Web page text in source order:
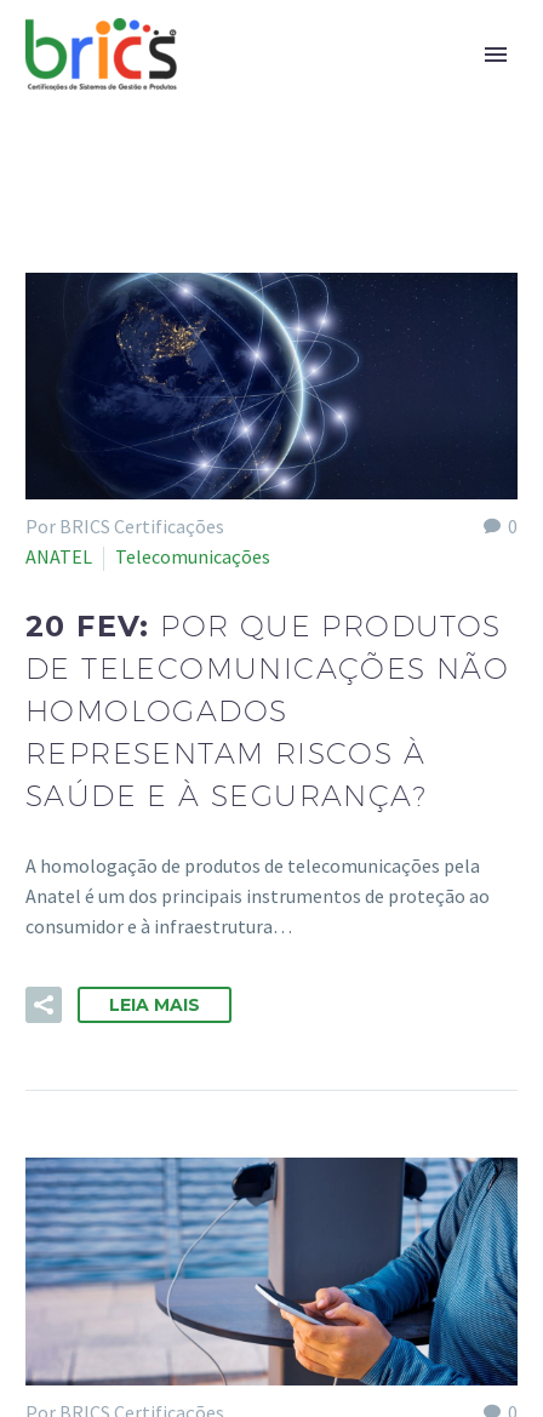
0
Por BRICS Certificações
ANATEL
Telecomunicações
20 FEV: POR QUE PRODUTOS
DE TELECOMUNICAÇÕES NÃO
HOMOLOGADOS
REPRESENTAM RISCOS À
SAÚDE E À SEGURANÇA?
A homologação de produtos de telecomunicações pela
Anatel é um dos principais instrumentos de proteção ao
consumidor e à infraestrutura…
LEIA MAIS
0
Por BRICS Certificações